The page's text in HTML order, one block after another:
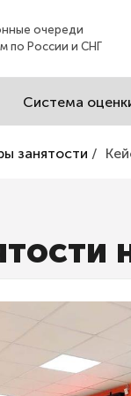
очереди
по России и СНГ
Система
занятости /